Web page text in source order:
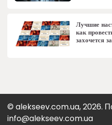
Лучшие
как
захочется
© alekseev.com.ua, 2026.
info@alekseev.com.ua